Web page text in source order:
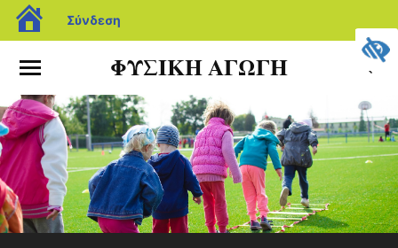
Σύνδεση
ΦΥΣΙΚΗ ΑΓΩΓΗ